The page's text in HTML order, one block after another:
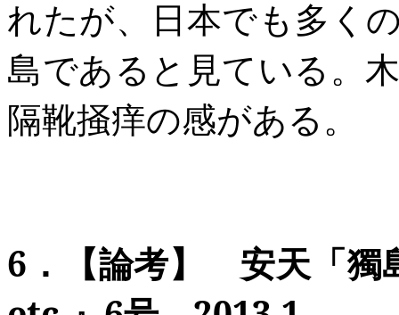
れたが、
日本でも多く
島であると見ている。
隔靴掻痒の感がある。
6 ． 【論考】 安天「獨